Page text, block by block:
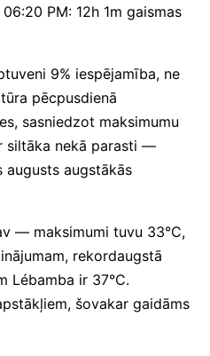
PM: 12h 1m gaismas
9% iespējamība, ne
pēcpusdienā
sasniedzot maksimumu
siltāka nekā parasti —
augusts augstākās
— maksimumi tuvu 33°C,
rekordaugstā
Lébamba ir 37°C.
šovakar gaidāms